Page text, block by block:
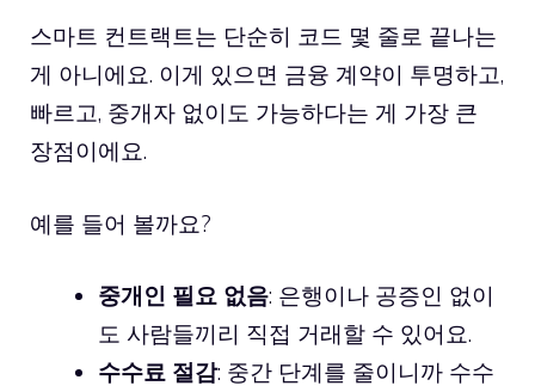
스마트 컨트랙트는 단순히 코드 몇 줄로 끝나는
게 아니에요. 이게 있으면 금융 계약이 투명하고,
빠르고, 중개자 없이도 가능하다는 게 가장 큰
장점이에요.
예를 들어 볼까요?
중개인 필요 없음: 은행이나 공증인 없이
도 사람들끼리 직접 거래할 수 있어요.
수수료 절감: 중간 단계를 줄이니까 수수